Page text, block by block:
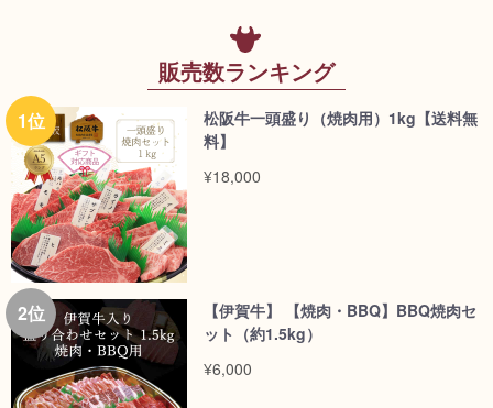
販売数ランキング
松阪牛一頭盛り（焼肉用）1kg【送料無
料】
¥18,000
【伊賀牛】 【焼肉・BBQ】BBQ焼肉セ
ット（約1.5kg）
¥6,000